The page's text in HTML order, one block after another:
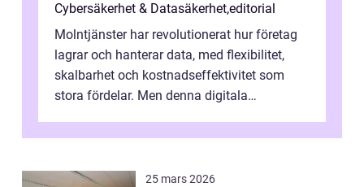
Cybersäkerhet & Datasäkerhet,editorial
Molntjänster har revolutionerat hur företag
lagrar och hanterar data, med flexibilitet,
skalbarhet och kostnadseffektivitet som
stora fördelar. Men denna digitala
25 mars 2026